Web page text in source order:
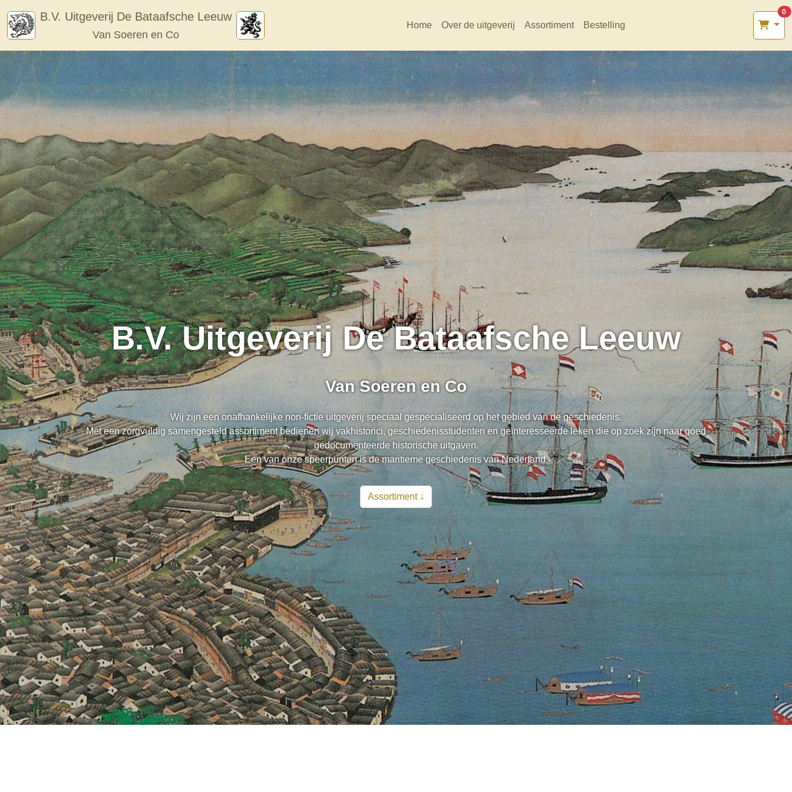
content
B.V. Uitgeverij De Bataafsche Leeuw
Van Soeren en Co
Home Over de uitgeverij Assortiment Bestelling
0
B.V. Uitgeverij De Bataafsche Leeuw
Van Soeren en Co
Wij zijn een onafhankelijke non-fictie uitgeverij speciaal gespecialiseerd op het gebied van de geschiedenis.
Met een zorgvuldig samengesteld assortiment bedienen wij vakhistorici, geschiedenisstudenten en geïnteresseerde leken die op zoek zijn naar goed
gedocumenteerde historische uitgaven.
Een van onze speerpunten is de maritieme geschiedenis van Nederland.
Assortiment ↓